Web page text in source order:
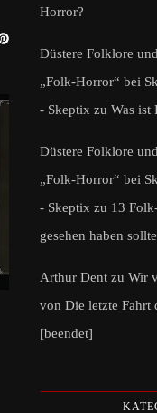
Horror?
Düstere Folklore
„Folk-Horror“ bei
- Skeptix zu Was ist
Düstere Folklore
„Folk-Horror“ bei
- Skeptix zu 13
gesehen haben
Arthur Dent zu Wir
von Die letzte Fahrt
[beendet]